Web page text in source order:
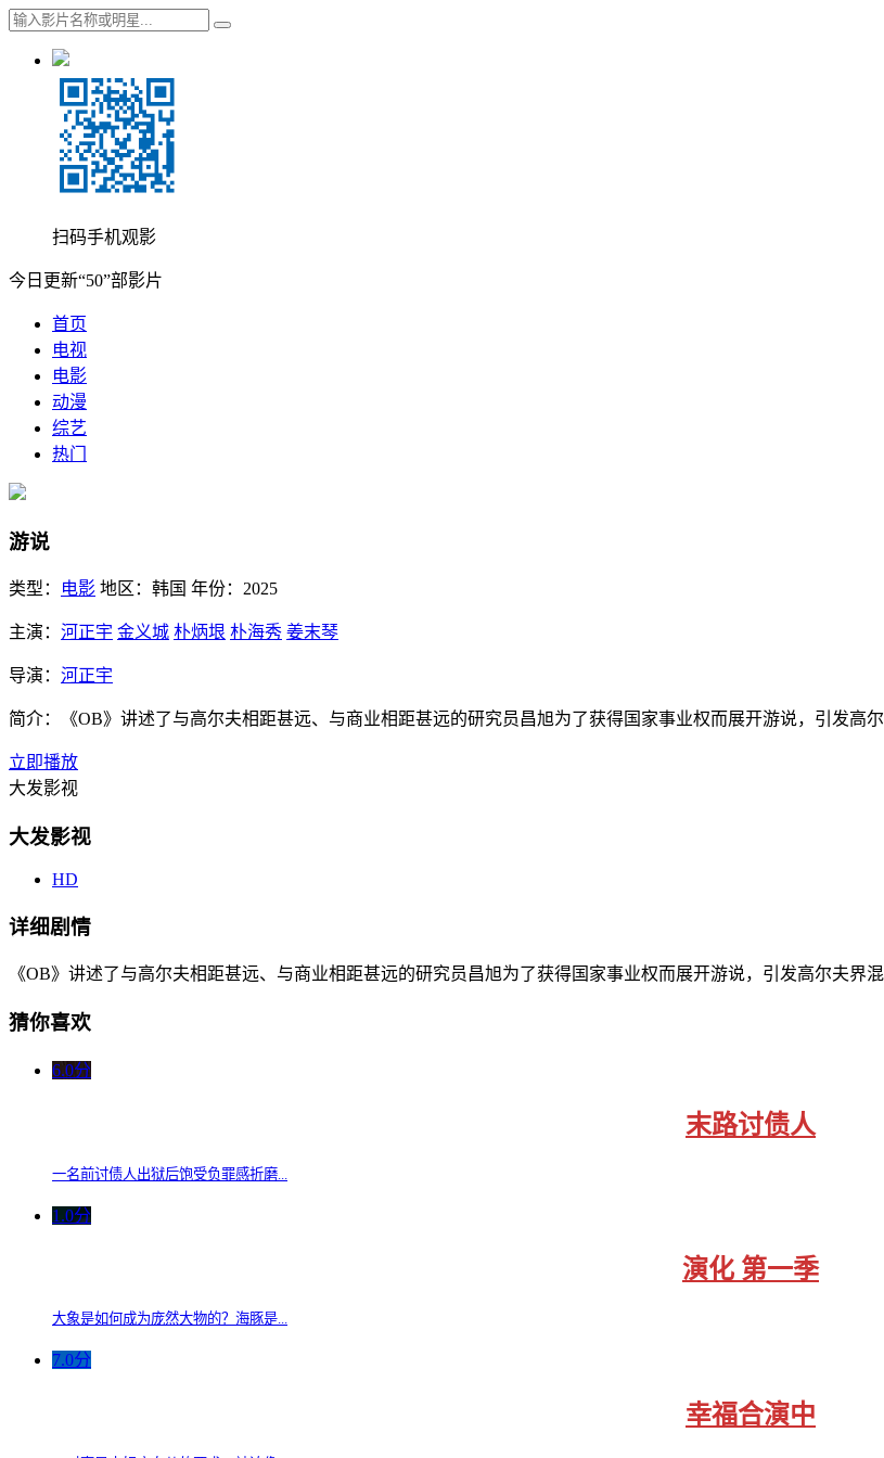
扫码手机观影
今日更新“50”部影片
首页
电视
电影
动漫
综艺
热门
游说
类型： 电影 地区： 韩国 年份： 2025
主演： 河正宇 金义城 朴炳垠 朴海秀 姜末琴
导演： 河正宇
简介： 《OB》讲述了与高尔夫相距甚远、与商业相距甚远的研究员昌旭为了获得国家事业权而展开游说，引发高
立即播放
大发影视
大发影视
HD
详细剧情
《OB》讲述了与高尔夫相距甚远、与商业相距甚远的研究员昌旭为了获得国家事业权而展开游说，引发高尔夫界混
猜你喜欢
6.0分
末路讨债人
一名前讨债人出狱后饱受负罪感折磨...
1.0分
演化 第一季
大象是如何成为庞然大物的？海豚是...
7.0分
幸福合演中